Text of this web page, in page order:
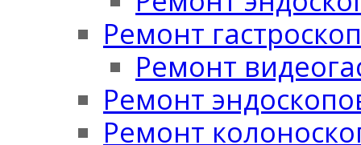
Ремонт
Ремонт
Ремонт
Ремонт